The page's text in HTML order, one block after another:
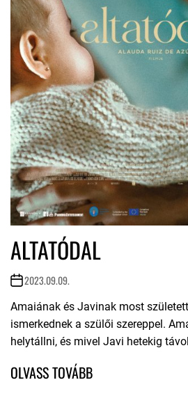
ALTATÓDAL
2023.09.09.
Amaiának és Javinak most
ismerkednek a szülői szereppel.
helytállni, és mivel Javi hetekig